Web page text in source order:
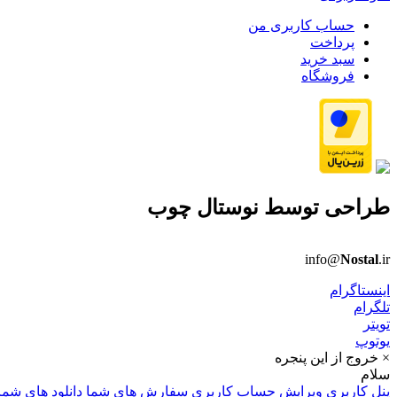
حساب کاربری من
پرداخت
سبد خرید
فروشگاه
طراحی توسط نوستال چوب
info@Nostal.ir
اینستاگرام
تلگرام
تویتر
یوتوپ
× خروج از این پنجره
سلام
پنل کاربری ویرایش حساب کاربری سفارش های شما دانلود های